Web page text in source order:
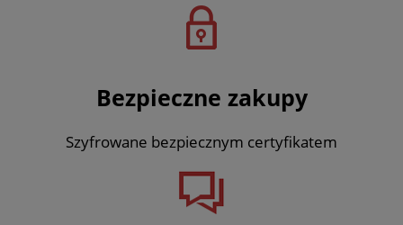
Bezpieczne zakupy
Szyfrowane bezpiecznym certyfikatem